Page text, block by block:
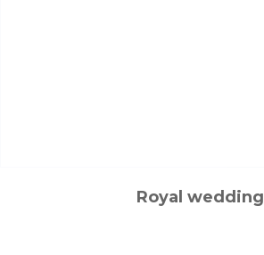
Royal wedding